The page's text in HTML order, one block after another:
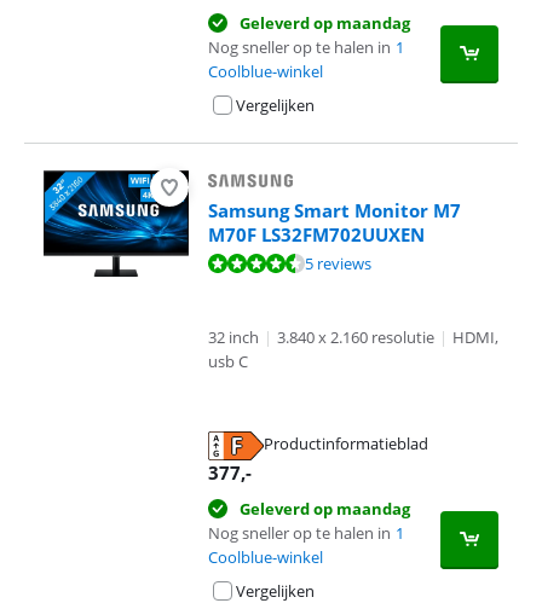
Geleverd op maandag
Nog sneller op te halen in 1
Coolblue-winkel
Vergelijken
Samsung Smart Monitor M7
M70F LS32FM702UUXEN
Beoordeling is 8,8 van de 10, gebaseerd op 5 reviews.
5 reviews
32 inch | 3.840 x 2.160 resolutie | HDMI,
usb C
Productinformatieblad
377,-
Geleverd op maandag
Nog sneller op te halen in 1
Coolblue-winkel
Vergelijken